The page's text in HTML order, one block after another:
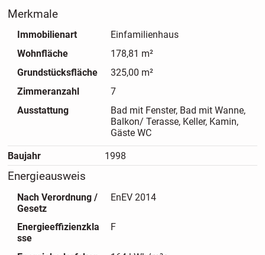
- Badezimmer mit barrierefreier Dusche und WC
- weiteres Gäste-WC und Abstellraum
- offenes Studio-Arbeitszimmer
- Elternschlafzimmer und Kinderzimmer haben jeweils einen
Zugang zum großen Balkon
- Ankleideraum bzw. Bürozimmer
- eine formschöne Holztreppe führt ins Dachgeschoss mit
Galerie und 2 ausgebauten Zimmern
* Kellergeschoss:
- das Wohnhaus ist voll unterkellert mit Ausgang in den
Garten und besitzt mehrere Räumlichkeiten - inkl. eines
Hobbyraumes
* teilweise überbreite Türen
Merkmale
Immobilienart
Einfamilienhaus
Wohnfläche
178,81 m²
Grundstücksfläche
325,00 m²
Zimmeranzahl
7
Ausstattung
Bad mit Fenster, Bad mit Wanne,
Balkon/ Terasse, Keller, Kamin,
Gäste WC
Baujahr 1998
Energieausweis
Nach Verordnung /
Gesetz
EnEV 2014
Energieeffizienzkla
sse
F